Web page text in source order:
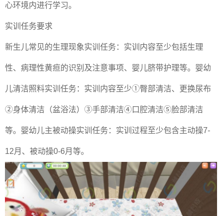
心环境内进行学习。
实训任务要求
新生儿常见的生理现象实训任务：实训内容至少包括生理
性、病理性黄疸的识别及注意事项、婴儿脐带护理等。婴幼
儿清洁照料实训任务：实训内容至少①臀部清洁、更换尿布
②身体清洁（盆浴法）③手部清洁④口腔清洁⑤脸部清洁
等。婴幼儿主被动操实训任务：实训过程至少包含主动操7-
12月、被动操0-6月等。